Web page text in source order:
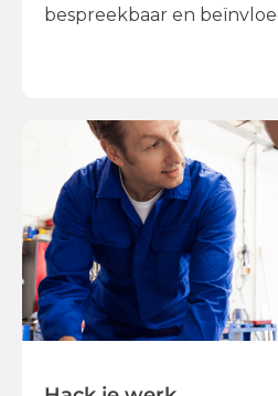
bespreekbaar en